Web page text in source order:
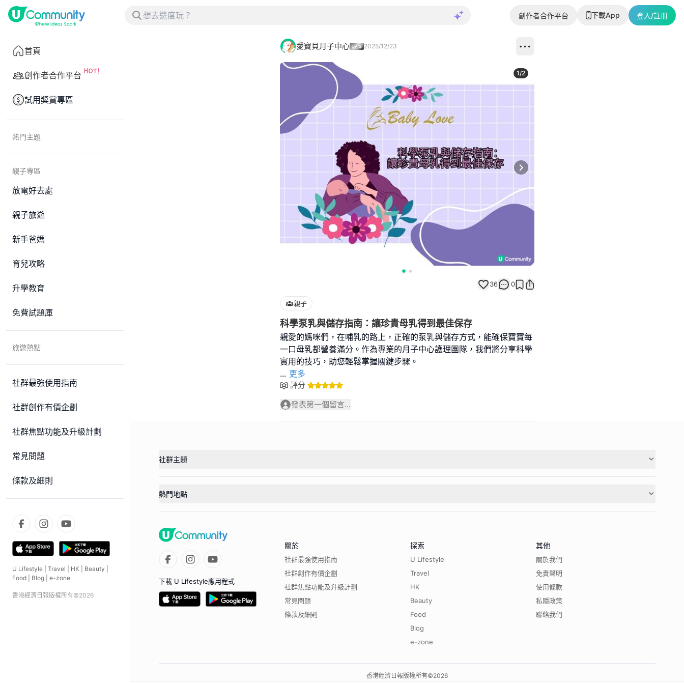
創作者合作平台 下載App 登入/註冊
首頁
創作者合作平台
試用獎賞專區
熱門主題
親子專區
放電好去處
親子旅遊
新手爸媽
育兒攻略
升學教育
免費試題庫
旅遊熱點
社群最強使用指南
社群創作有價企劃
社群焦點功能及升級計劃
常見問題
條款及細則
U Lifestyle Travel HK Beauty
Food
Blog e-zone
香港經濟日報版權所有©2026
愛寶貝月子中心 2025/12/23
Next slide
1/2
36 0
親子
科學泵乳與儲存指南：讓珍貴母乳得到最佳保存
親愛的媽咪們，在哺乳的路上，正確的泵乳與儲存方式，能確保寶寶每
一口母乳都營養滿分。作為專業的月子中心護理團隊，我們將分享科學
... 更多
評分
發表第一個留言...
社群主題
熱門地點
下載 U Lifestyle應用程式
關於
社群最強使用指南
社群創作有價企劃
社群焦點功能及升級計劃
常見問題
條款及細則
探索
U Lifestyle
Travel
HK
Beauty
Food
Blog
e-zone
其他
關於我們
免責聲明
使用條款
私隱政策
聯絡我們
香港經濟日報版權所有©2026